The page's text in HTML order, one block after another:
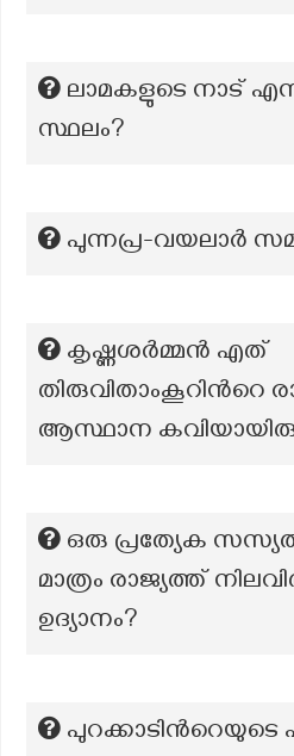
ലാമകളുടെ നാട്
സ്ഥലം?
പുന്നപ്ര-വയലാർ
കൃഷ്ണശർമ്മൻ എത്
തിരുവിതാംകൂറിന്‍റെ
ആസ്ഥാന
ഒരു പ്രത്യേക
മാത്രം രാജ്യത്ത്
ഉദ്യാനം?
പുറക്കാടിന്‍റെയുടെ